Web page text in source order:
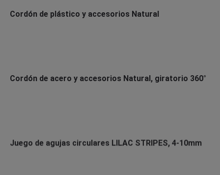
Cordón de plástico y accesorios Natural
Cordón de acero y accesorios Natural, giratorio 360°
Juego de agujas circulares LILAC STRIPES, 4-10mm